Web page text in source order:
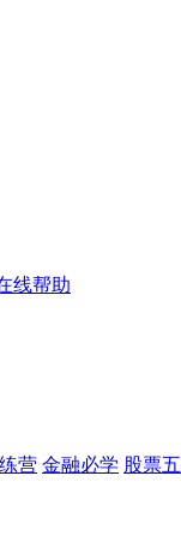
线帮助
营 金融必学 股票